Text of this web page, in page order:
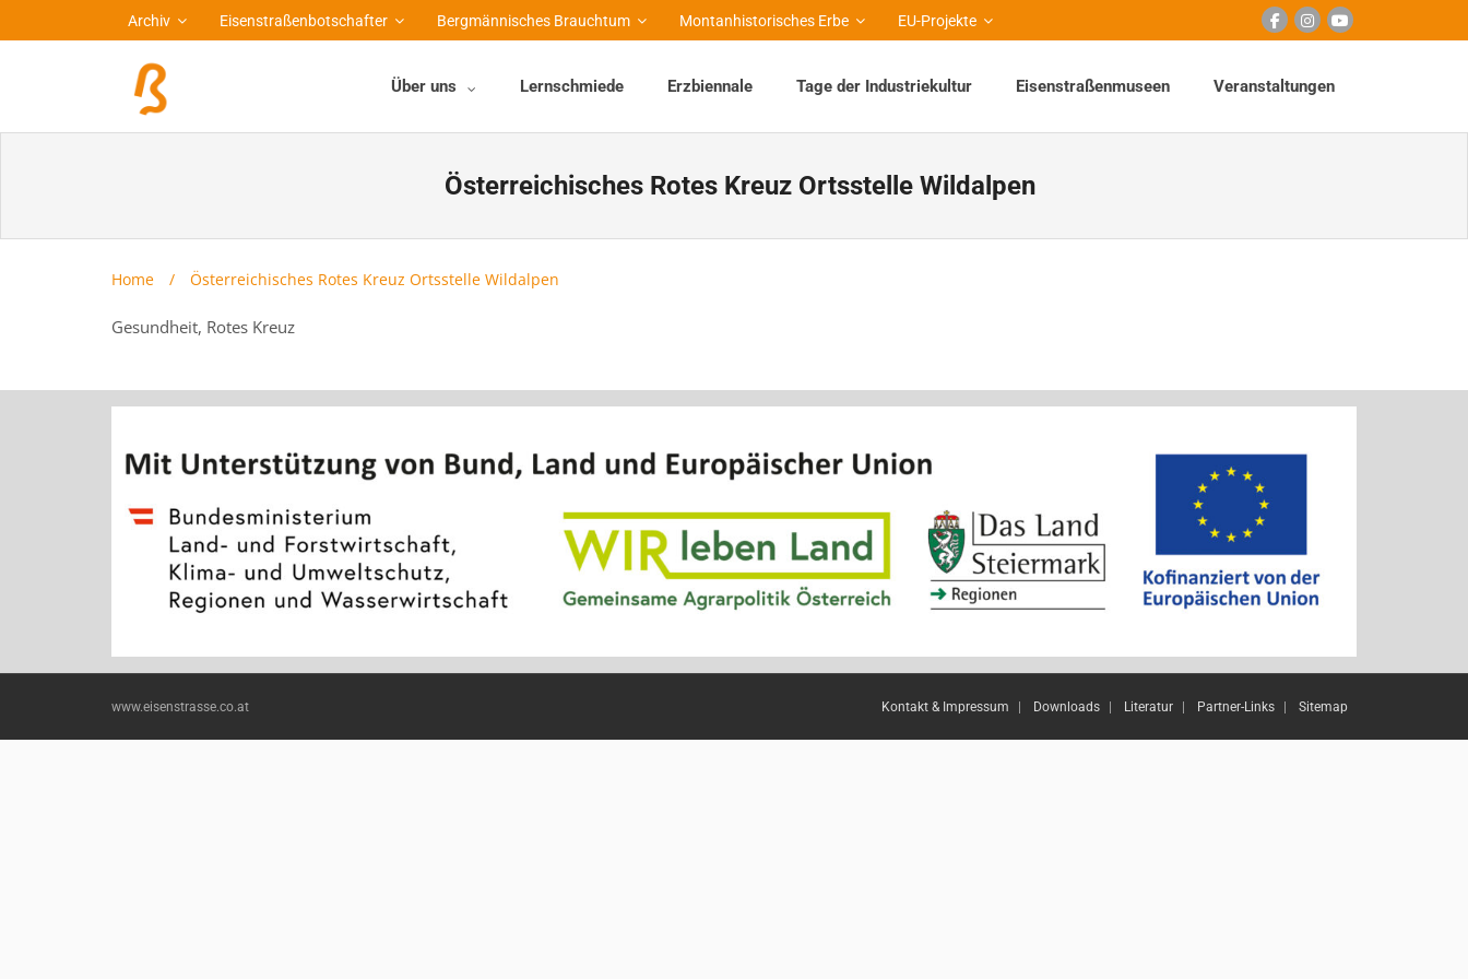
Archiv Eisenstraßenbotschafter Bergmännisches Brauchtum Montanhistorisches Erbe EU-Projekte
Über uns Lernschmiede Erzbiennale Tage der Industriekultur Eisenstraßenmuseen Veranstaltungen
Österreichisches Rotes Kreuz Ortsstelle Wildalpen
Home / Österreichisches Rotes Kreuz Ortsstelle Wildalpen
Gesundheit, Rotes Kreuz
www.eisenstrasse.co.at Kontakt & Impressum Downloads Literatur Partner-Links Sitemap